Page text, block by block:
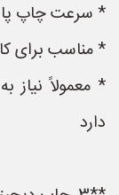
* سرعت چاپ
* مناسب برای
* معمولاً
دارد